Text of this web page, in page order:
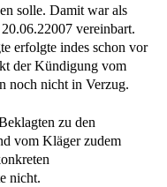
solle. Damit war als
vereinbart.
erfolgte indes schon vor
der Kündigung vom
noch nicht in Verzug.
zu den
vom Kläger zudem
nicht.